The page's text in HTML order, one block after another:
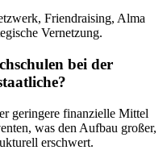
Friendraising, Alma
Vernetzung.
bei der
geringere finanzielle Mittel
was den Aufbau großer,
erschwert.